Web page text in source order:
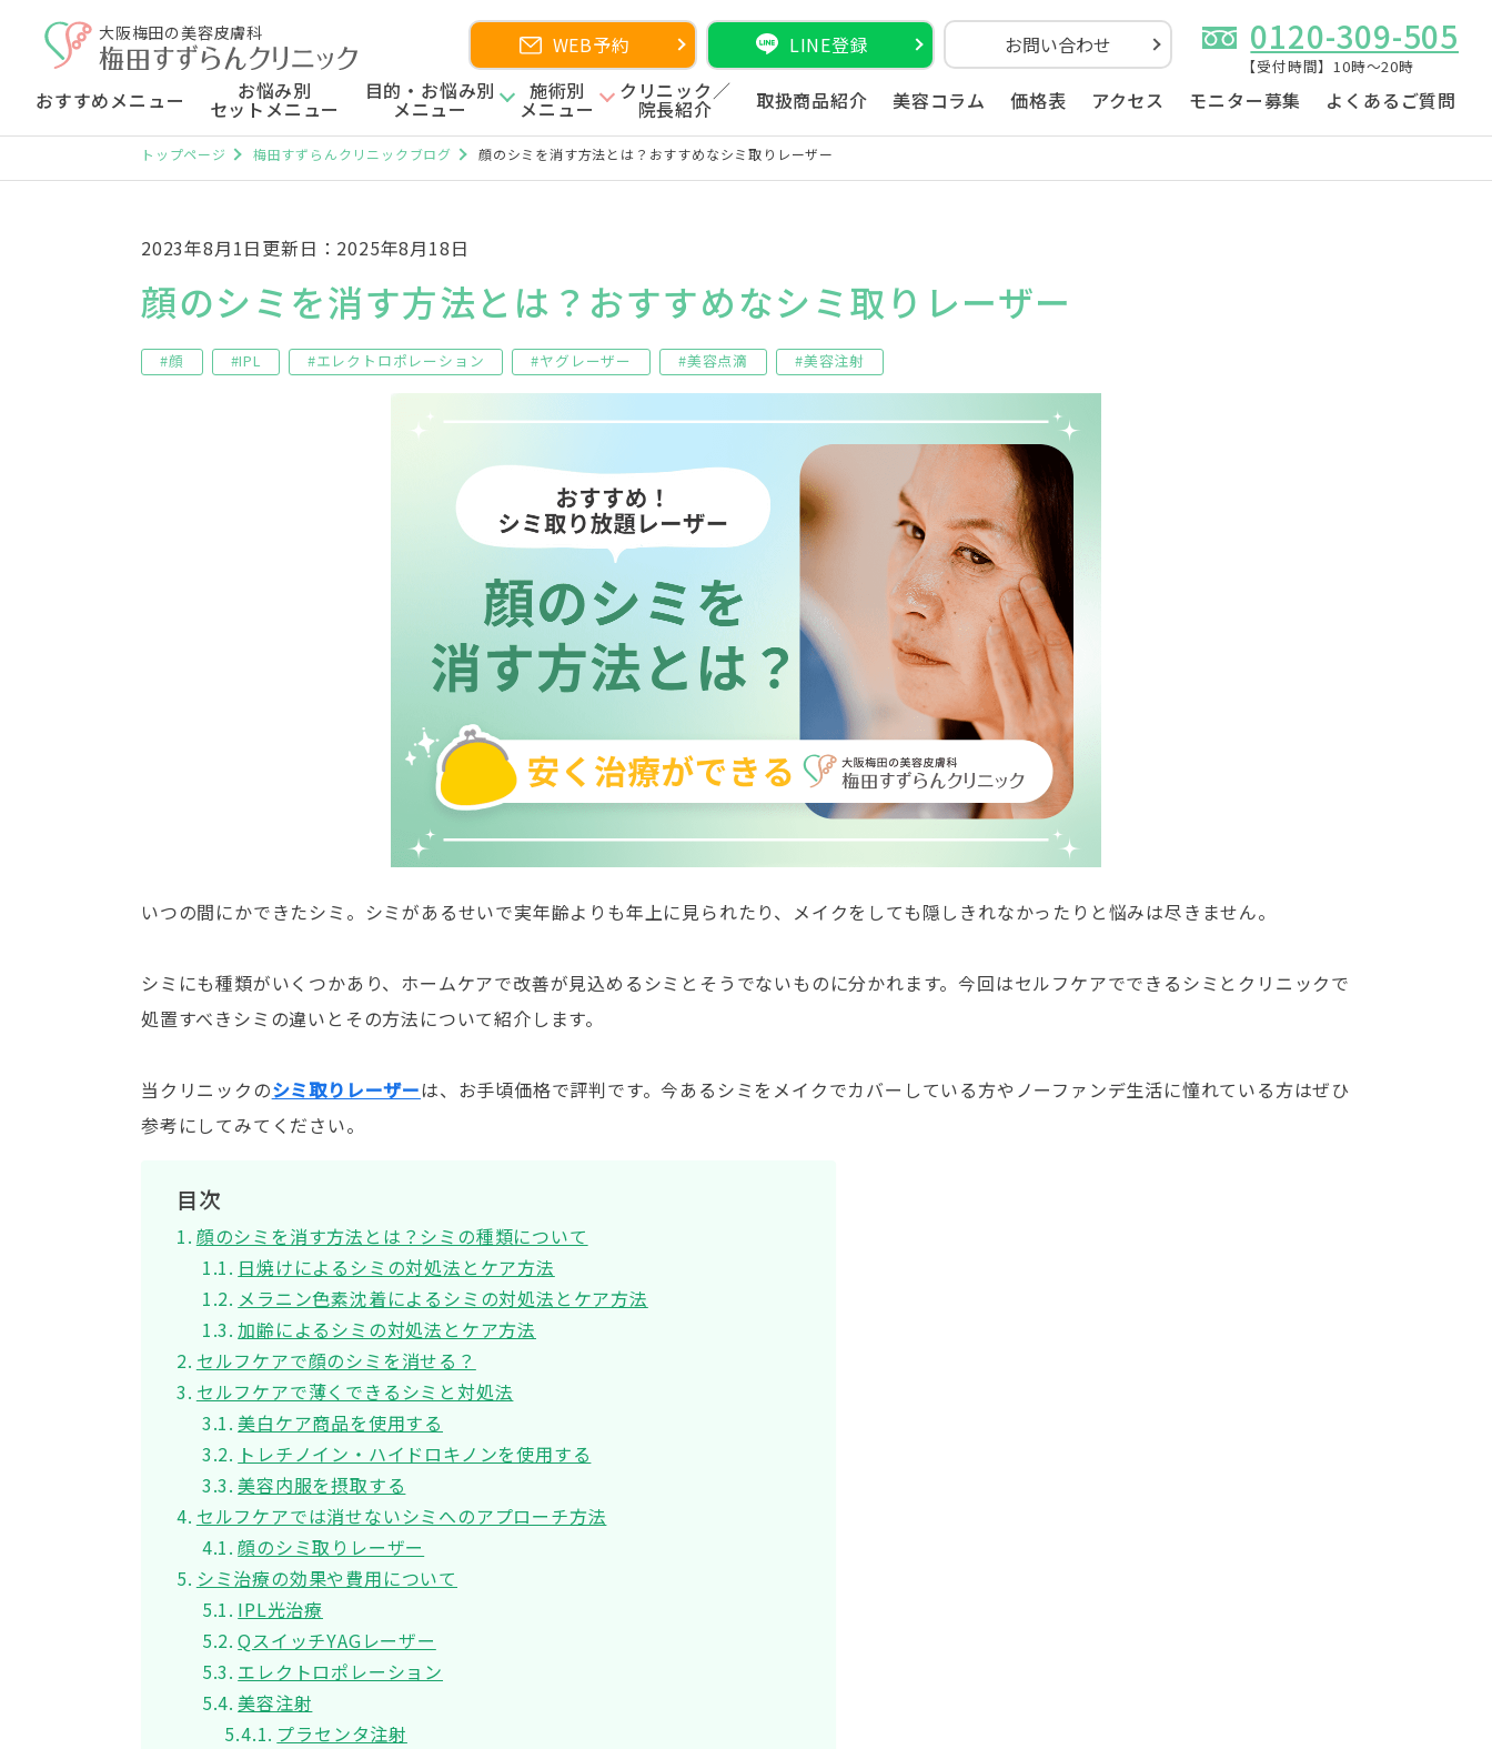
大阪梅田の美容皮膚科 WEB予約 LINE登録 お問い合わせ 0120-309-505
【受付時間】10時～20時
おすすめメニュー お悩み別
セットメニュー
目的・お悩み別
メニュー
施術別
メニュー
クリニック／
院長紹介 取扱商品紹介 美容コラム 価格表 アクセス モニター募集 よくあるご質問
トップページ 梅田すずらんクリニックブログ 顔のシミを消す方法とは？おすすめなシミ取りレーザー
2023年8月1日更新日：2025年8月18日
顔のシミを消す方法とは？おすすめなシミ取りレーザー
#顔 #IPL #エレクトロポレーション #ヤグレーザー #美容点滴 #美容注射
いつの間にかできたシミ。シミがあるせいで実年齢よりも年上に見られたり、メイクをしても隠しきれなかったりと悩みは尽きません。
シミにも種類がいくつかあり、ホームケアで改善が見込めるシミとそうでないものに分かれます。今回はセルフケアでできるシミとクリニックで
処置すべきシミの違いとその方法について紹介します。
当クリニックのシミ取りレーザーは、お手頃価格で評判です。今あるシミをメイクでカバーしている方やノーファンデ生活に憧れている方はぜひ
参考にしてみてください。
目次
顔のシミを消す方法とは？シミの種類について
日焼けによるシミの対処法とケア方法
メラニン色素沈着によるシミの対処法とケア方法
加齢によるシミの対処法とケア方法
セルフケアで顔のシミを消せる？
セルフケアで薄くできるシミと対処法
美白ケア商品を使用する
トレチノイン・ハイドロキノンを使用する
美容内服を摂取する
セルフケアでは消せないシミへのアプローチ方法
顔のシミ取りレーザー
シミ治療の効果や費用について
IPL光治療
QスイッチYAGレーザー
エレクトロポレーション
美容注射
プラセンタ注射